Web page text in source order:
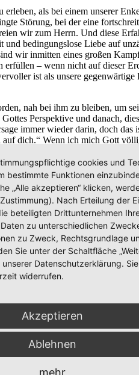
als bei einem unserer
Störung, bei der eine
wir zum Herrn. Und diese
bedingungslose Liebe auf
wir inmitten eines großen
– wenn nicht auf dieser
ist als unsere
nah bei ihm zu bleiben, um
Perspektive und danach,
immer wieder darin, doch
dich.“ Wenn ich mich Gott
Sprachen sind extrem
Kinder. Sie erleben
bedingungslose Liebe und
Ewigkeit lang anhält.
Er ist ein sehr
und die
Nachbar zu schenken,
und sich von Jesus in
sondern die Chance
cookies und
bestimmte Funktionen
„Alle akzeptieren“ klicken,
Nach Erteilung der
beteiligten Drittunternehmen
zu unterschiedlichen
zu Zweck, Rechtsgrundlage
Sie unter der Schaltfläche
unserer Datenschutzerklärung.
widerrufen.
Akzeptieren
Ablehnen
mehr